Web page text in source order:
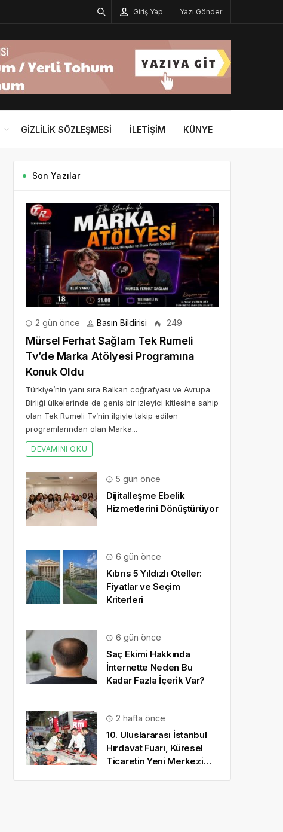
Giriş Yap Yazı Gönder
GIZLILIK SÖZLEŞMESI İLETIŞIM KÜNYE
Son Yazılar
2 gün önce Basın Bildirisi 249
Mürsel Ferhat Sağlam Tek Rumeli
Tv’de Marka Atölyesi Programına
Konuk Oldu
Türkiye’nin yanı sıra Balkan coğrafyası ve Avrupa
Birliği ülkelerinde de geniş bir izleyici kitlesine sahip
olan Tek Rumeli Tv’nin ilgiyle takip edilen
programlarından olan Marka...
DEVAMINI OKU
5 gün önce
Dijitalleşme Ebelik
Hizmetlerini Dönüştürüyor
6 gün önce
Kıbrıs 5 Yıldızlı Oteller:
Fiyatlar ve Seçim
Kriterleri
6 gün önce
Saç Ekimi Hakkında
İnternette Neden Bu
Kadar Fazla İçerik Var?
2 hafta önce
10. Uluslararası İstanbul
Hırdavat Fuarı, Küresel
Ticaretin Yeni Merkezi